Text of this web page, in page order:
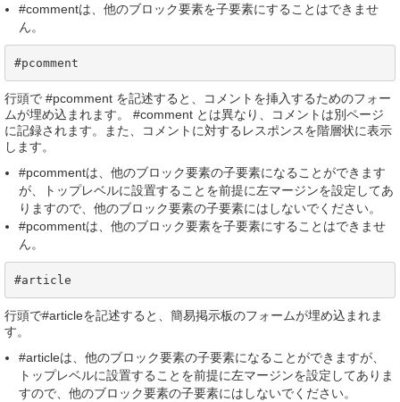
#commentは、他のブロック要素を子要素にすることはできませ
ん。
#pcomment
行頭で #pcomment を記述すると、コメントを挿入するためのフォー
ムが埋め込まれます。 #comment とは異なり、コメントは別ページ
に記録されます。また、コメントに対するレスポンスを階層状に表示
します。
#pcommentは、他のブロック要素の子要素になることができます
が、トップレベルに設置することを前提に左マージンを設定してあ
りますので、他のブロック要素の子要素にはしないでください。
#pcommentは、他のブロック要素を子要素にすることはできませ
ん。
#article
行頭で#articleを記述すると、簡易掲示板のフォームが埋め込まれま
す。
#articleは、他のブロック要素の子要素になることができますが、
トップレベルに設置することを前提に左マージンを設定してありま
すので、他のブロック要素の子要素にはしないでください。